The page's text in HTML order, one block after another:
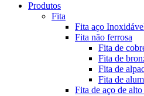
Produtos
Fita
Fita aço
Fita não ferrosa
Fita de
Fita de
Fita de
Fita de
Fita de aço de